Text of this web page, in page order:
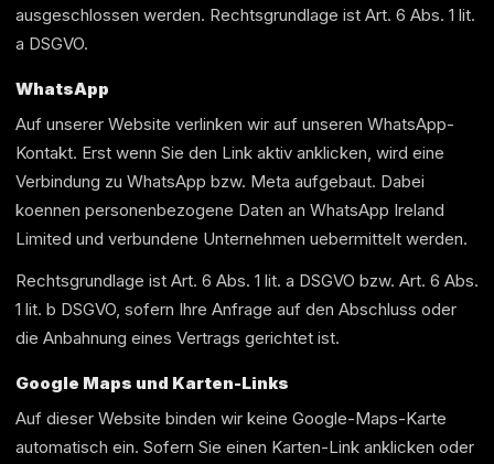
ausgeschlossen werden. Rechtsgrundlage ist Art. 6 Abs. 1 lit.
a DSGVO.
WhatsApp
Auf unserer Website verlinken wir auf unseren WhatsApp-
Kontakt. Erst wenn Sie den Link aktiv anklicken, wird eine
Verbindung zu WhatsApp bzw. Meta aufgebaut. Dabei
koennen personenbezogene Daten an WhatsApp Ireland
Limited und verbundene Unternehmen uebermittelt werden.
Rechtsgrundlage ist Art. 6 Abs. 1 lit. a DSGVO bzw. Art. 6 Abs.
1 lit. b DSGVO, sofern Ihre Anfrage auf den Abschluss oder
die Anbahnung eines Vertrags gerichtet ist.
Google Maps und Karten-Links
Auf dieser Website binden wir keine Google-Maps-Karte
automatisch ein. Sofern Sie einen Karten-Link anklicken oder